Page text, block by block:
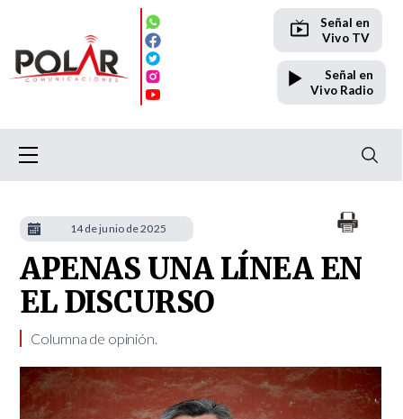
Señal en
Vivo TV
Señal en
Vivo Radio
APENAS UNA LÍNEA EN
EL DISCURSO
Columna de opinión.
14 de junio de 2025